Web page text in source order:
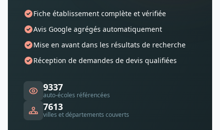
Fiche établissement complète et vérifiée
Avis Google agrégés automatiquement
Mise en avant dans les résultats de recherche
Réception de demandes de devis qualifiées
9337
auto-écoles référencées
7613
villes et départements couverts